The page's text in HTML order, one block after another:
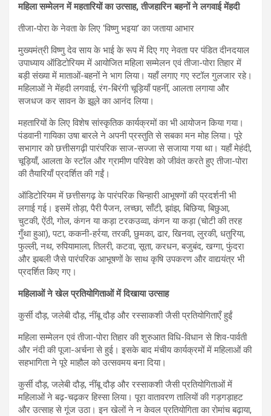
महिला सम्मेलन में महतारियों का उत्साह, तीजहारिन बहनों ने लगवाई मेंहदी
तीजा-पोरा के नेवता के लिए ‘विष्णु भइया’ का जताया आभार
मुख्यमंत्री विष्णु देव साय के भाई के रूप में दिए गए नेवता पर पंडित दीनदयाल
उपाध्याय ऑडिटोरियम में आयोजित महिला सम्मेलन एवं तीजा-पोरा तिहार में
बड़ी संख्या में माताओं-बहनों ने भाग लिया। यहाँ लगाए गए स्टॉल गुलजार रहे।
महिलाओं ने मेंहदी लगवाई, रंग-बिरंगी चूड़ियाँ पहनीं, आलता लगाया और
सजधज कर सावन के झूले का आनंद लिया।
महतारियों के लिए विशेष सांस्कृतिक कार्यक्रमों का भी आयोजन किया गया।
पंडवानी गायिका उषा बारले ने अपनी प्रस्तुति से सबका मन मोह लिया। पूरे
सभागार को छत्तीसगढ़ी पारंपरिक साज-सज्जा से सजाया गया था। यहाँ मेहंदी,
चूड़ियाँ, आलता के स्टॉल और ग्रामीण परिवेश को जीवंत करते हुए तीजा-पोरा
की तैयारियाँ प्रदर्शित की गईं।
ऑडिटोरियम में छत्तीसगढ़ के पारंपरिक चिन्हारी आभूषणों की प्रदर्शनी भी
लगाई गई। इसमें तोड़ा, पैरी पैजन, लच्छा, साँटी, झांझ, बिछिया, बिछुआ,
चुटकी, ऐंठी, गोल, कंगन या कड़ा टरकउव्वा, कंगन या कड़ा (चोटी की तरह
गुँथा हुआ), पटा, ककनी-हर्रया, तरकी, छुमका, ढार, खिनवा, लुरकी, धतुरिया,
फुल्ली, नथ, रुपियामाला, तिलरी, कटवा, सूता, करधन, बजुबंद, खग्गा, फुंदरा
और झबली जैसे पारंपरिक आभूषणों के साथ कृषि उपकरण और वाद्ययंत्र भी
प्रदर्शित किए गए।
महिलाओं ने खेल प्रतियोगिताओं में दिखाया उत्साह
कुर्सी दौड़, जलेबी दौड़, नींबू दौड़ और रस्साकशी जैसी प्रतियोगिताएँ हुईं
महिला सम्मेलन एवं तीजा-पोरा तिहार की शुरुआत विधि-विधान से शिव-पार्वती
और नंदी की पूजा-अर्चना से हुई। इसके बाद मंचीय कार्यक्रमों में महिलाओं की
सहभागिता ने पूरे माहौल को उत्सवमय बना दिया।
कुर्सी दौड़, जलेबी दौड़, नींबू दौड़ और रस्साकशी जैसी प्रतियोगिताओं में
महिलाओं ने बढ़-चढ़कर हिस्सा लिया। पूरा वातावरण तालियों की गड़गड़ाहट
और उत्साह से गूंज उठा। इन खेलों ने न केवल प्रतियोगिता का रोमांच बढ़ाया,